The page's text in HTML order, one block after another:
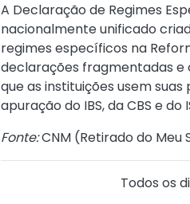
A Declaração de Regimes
nacionalmente unificado
regimes específicos na
declarações fragmentadas
que as instituições usem
apuração do IBS, da CBS e do
Fonte:CNM (Retirado do Meu
Todos os